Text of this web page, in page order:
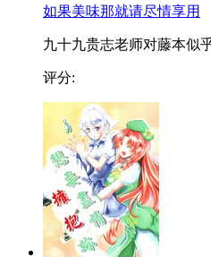
如果美味那就请尽情享用
九十九贵志老师对藤本似
评分: